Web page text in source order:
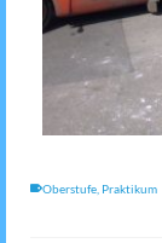
Oberstufe Praktikum